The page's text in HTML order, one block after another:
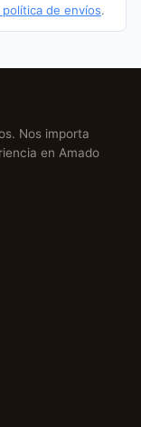
política de envíos.
Nos importa
en Amado